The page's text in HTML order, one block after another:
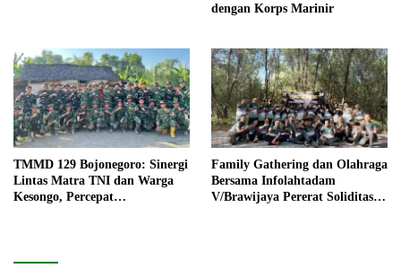
dengan Korps Marinir
TMMD 129 Bojonegoro: Sinergi
Lintas Matra TNI dan Warga
Kesongo, Percepat
Family Gathering dan Olahraga
Bersama Infolahtadam
V/Brawijaya Pererat Soliditas